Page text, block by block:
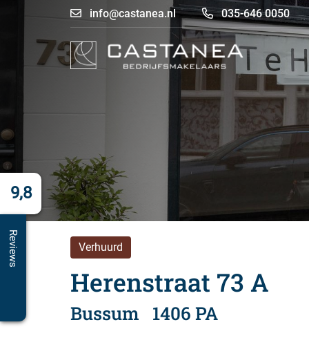
info@castanea.nl 035-646 0050
Verhuurd
Herenstraat 73 A
Bussum 1406 PA
9,8
Reviews